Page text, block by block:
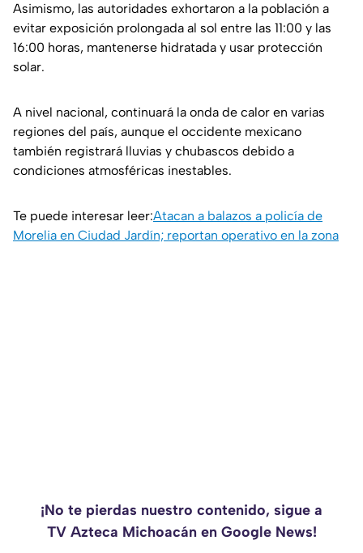
Asimismo, las autoridades exhortaron a la población a
evitar exposición prolongada al sol entre las 11:00 y las
16:00 horas, mantenerse hidratada y usar protección
solar.
A nivel nacional, continuará la onda de calor en varias
regiones del país, aunque el occidente mexicano
también registrará lluvias y chubascos debido a
condiciones atmosféricas inestables.
Te puede interesar leer:Atacan a balazos a policía de
Morelia en Ciudad Jardín; reportan operativo en la zona
¡No te pierdas nuestro contenido, sigue a
TV Azteca Michoacán en Google News!